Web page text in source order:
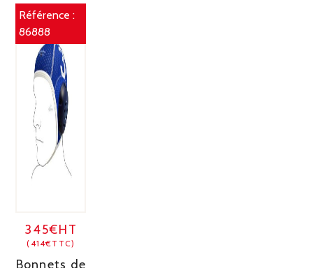
Référence :
86888
345€HT
(414€TTC)
Bonnets de